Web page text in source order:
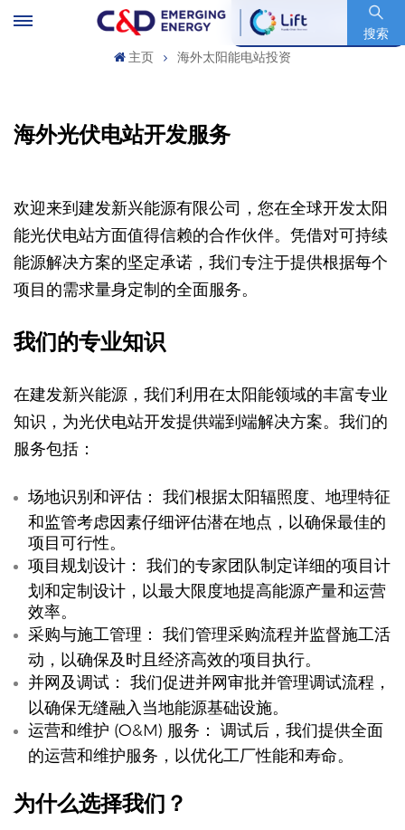
搜索
股票代码 : 600153.SH
主页 海外太阳能电站投资
海外光伏电站开发服务
欢迎来到建发新兴能源有限公司，您在全球开发太阳
能光伏电站方面值得信赖的合作伙伴。凭借对可持续
能源解决方案的坚定承诺，我们专注于提供根据每个
项目的需求量身定制的全面服务。
我们的专业知识
在建发新兴能源，我们利用在太阳能领域的丰富专业
知识，为光伏电站开发提供端到端解决方案。我们的
服务包括：
场地识别和评估： 我们根据太阳辐照度、地理特征
和监管考虑因素仔细评估潜在地点，以确保最佳的
项目可行性。
项目规划设计： 我们的专家团队制定详细的项目计
划和定制设计，以最大限度地提高能源产量和运营
效率。
采购与施工管理： 我们管理采购流程并监督施工活
动，以确保及时且经济高效的项目执行。
并网及调试： 我们促进并网审批并管理调试流程，
以确保无缝融入当地能源基础设施。
运营和维护 (O&M) 服务： 调试后，我们提供全面
的运营和维护服务，以优化工厂性能和寿命。
为什么选择我们？